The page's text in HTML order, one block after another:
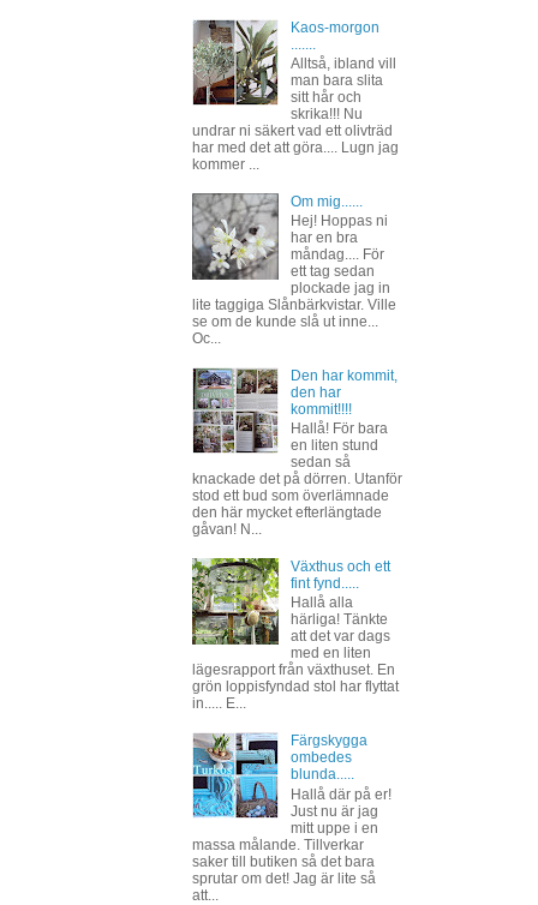
Kaos-morgon
Alltså, ibland vill
man bara slita
sitt hår och
skrika!!! Nu
undrar ni säkert vad ett olivträd
har med det att göra.... Lugn jag
kommer ...
Om mig......
Hej! Hoppas ni
har en bra
måndag.... För
ett tag sedan
plockade jag in
lite taggiga Slånbärkvistar. Ville
se om de kunde slå ut inne...
Oc...
Den har kommit,
den har
kommit!!!!
Hallå! För bara
en liten stund
sedan så
knackade det på dörren. Utanför
stod ett bud som överlämnade
den här mycket efterlängtade
gåvan! N...
Växthus och ett
fint fynd.....
Hallå alla
härliga! Tänkte
att det var dags
med en liten
lägesrapport från växthuset. En
grön loppisfyndad stol har flyttat
in..... E...
Färgskygga
ombedes
blunda.....
Hallå där på er!
Just nu är jag
mitt uppe i en
massa målande. Tillverkar
saker till butiken så det bara
sprutar om det! Jag är lite så
att...